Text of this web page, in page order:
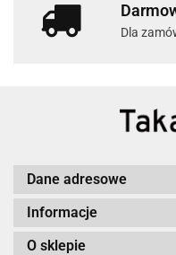
Dla
Dane adresowe
Informacje
O sklepie